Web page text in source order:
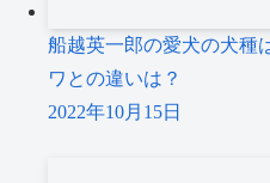
船越英一郎の愛犬の犬種
ワとの違いは？
2022年10月15日